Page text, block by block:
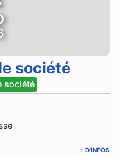
société
société
+ D'INFOS